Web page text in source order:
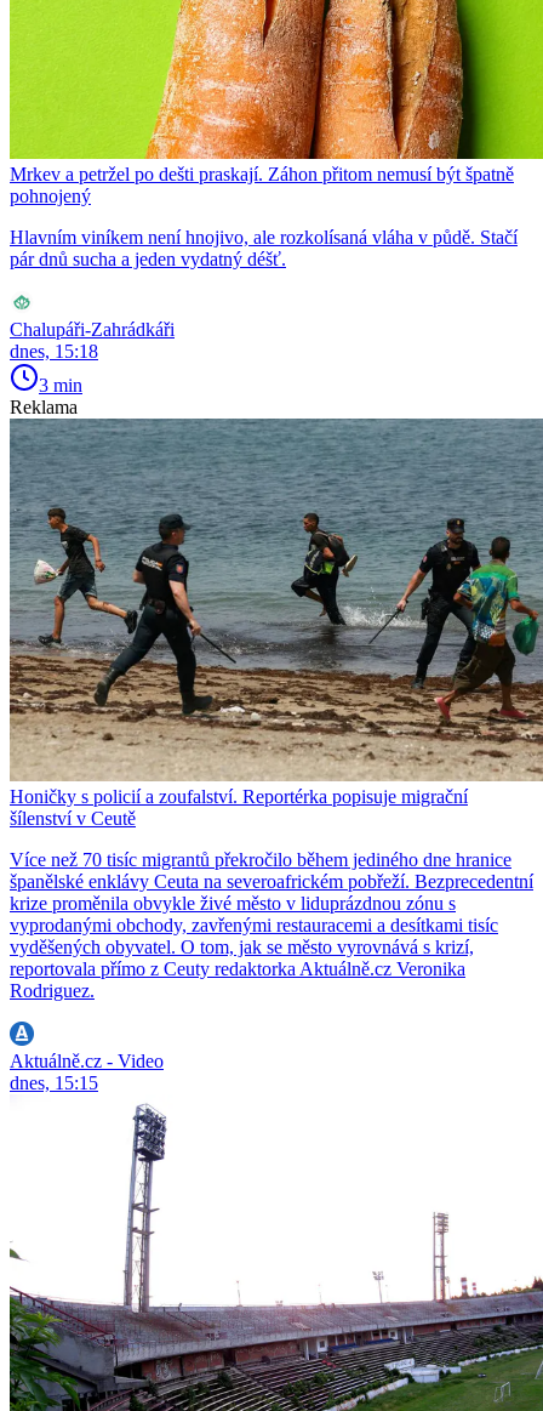
Mrkev a petržel po dešti praskají. Záhon přitom nemusí být špatně
pohnojený
Hlavním viníkem není hnojivo, ale rozkolísaná vláha v půdě. Stačí
pár dnů sucha a jeden vydatný déšť.
Chalupáři-Zahrádkáři
dnes, 15:18
3 min
Reklama
Honičky s policií a zoufalství. Reportérka popisuje migrační
šílenství v Ceutě
Více než 70 tisíc migrantů překročilo během jediného dne hranice
španělské enklávy Ceuta na severoafrickém pobřeží. Bezprecedentní
krize proměnila obvykle živé město v liduprázdnou zónu s
vyprodanými obchody, zavřenými restauracemi a desítkami tisíc
vyděšených obyvatel. O tom, jak se město vyrovnává s krizí,
reportovala přímo z Ceuty redaktorka Aktuálně.cz Veronika
Rodriguez.
Aktuálně.cz - Video
dnes, 15:15